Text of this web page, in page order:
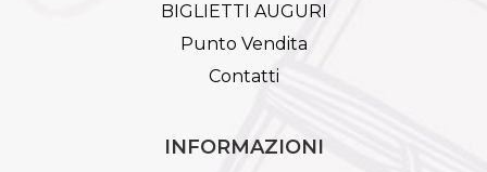
BIGLIETTI AUGURI
Punto Vendita
Contatti
INFORMAZIONI